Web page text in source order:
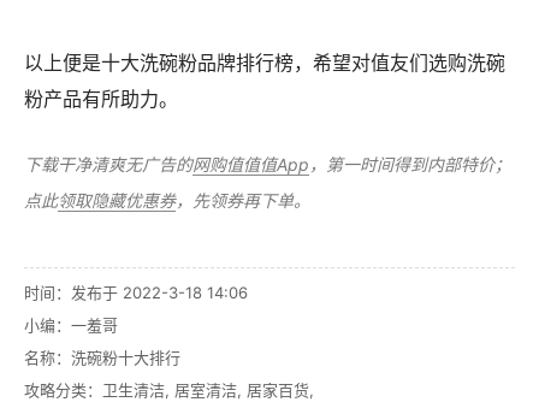
以上便是十大洗碗粉品牌排行榜，希望对值友们选购洗碗
粉产品有所助力。
下载干净清爽无广告的网购值值值App ，第一时间得到内部特价；
点此领取隐藏优惠券，先领券再下单。
时间：发布于 2022-3-18 14:06
小编：一羞哥
名称： 洗碗粉十大排行
攻略分类： 卫生清洁, 居室清洁, 居家百货,